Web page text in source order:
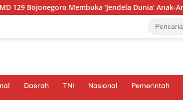
Membuka ‘Jendela Dunia’ Anak-Anak Kesongo
Daerah TNI Nasional Pemerintah